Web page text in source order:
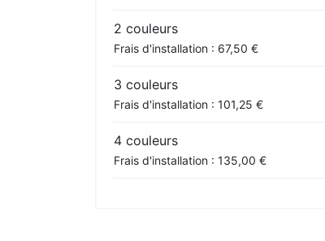
2 couleurs
Frais d'installation : 67,50 €
3 couleurs
Frais d'installation : 101,25 €
4 couleurs
Frais d'installation : 135,00 €